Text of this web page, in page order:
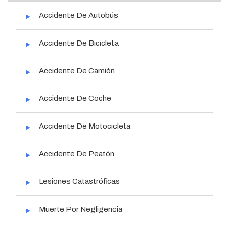
Accidente De Autobús
Accidente De Bicicleta
Accidente De Camión
Accidente De Coche
Accidente De Motocicleta
Accidente De Peatón
Lesiones Catastróficas
Muerte Por Negligencia